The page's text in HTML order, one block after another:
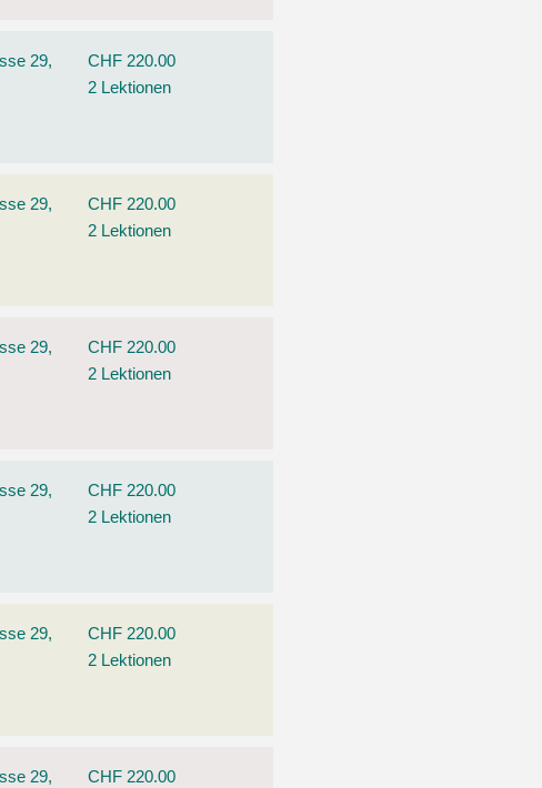
29,
CHF 220.00
2 Lektionen
29,
CHF 220.00
2 Lektionen
29,
CHF 220.00
2 Lektionen
29,
CHF 220.00
2 Lektionen
29,
CHF 220.00
2 Lektionen
29,
CHF 220.00